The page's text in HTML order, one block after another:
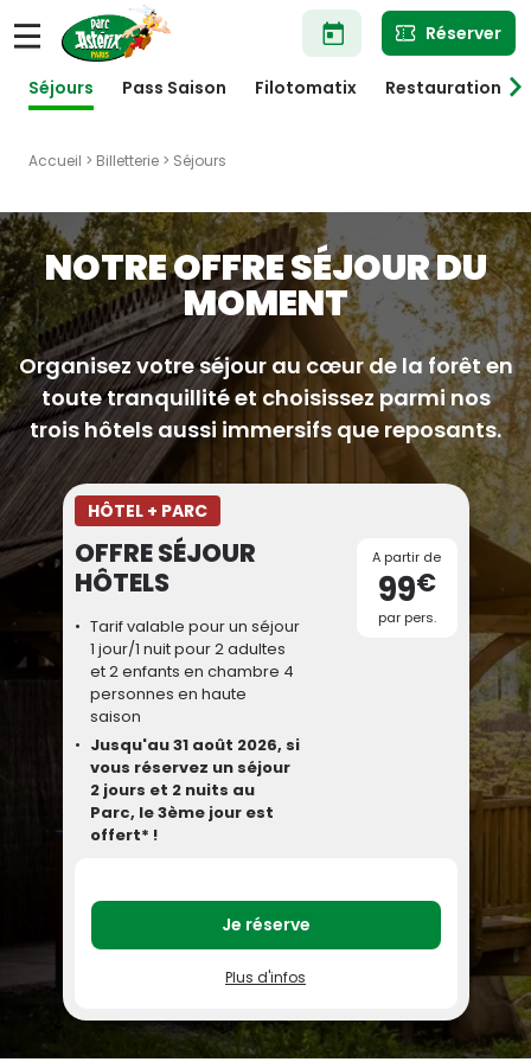
au
contenu
principal
Réserver
Séjours Pass Saison Filotomatix Restauration
Accueil > Billetterie > Séjours
NOTRE OFFRE SÉJOUR DU
MOMENT
Organisez votre séjour au cœur de la forêt en
toute tranquillité et choisissez parmi nos
trois hôtels aussi immersifs que reposants.
HÔTEL + PARC
OFFRE SÉJOUR
HÔTELS
Tarif valable pour un séjour
1 jour/1 nuit pour 2 adultes
et 2 enfants en chambre 4
personnes en haute
saison
Jusqu'au 31 août 2026, si
vous réservez un séjour
2 jours et 2 nuits au
Parc, le 3ème jour est
offert* !
A partir de
99€
par pers.
Je réserve
Plus d'infos